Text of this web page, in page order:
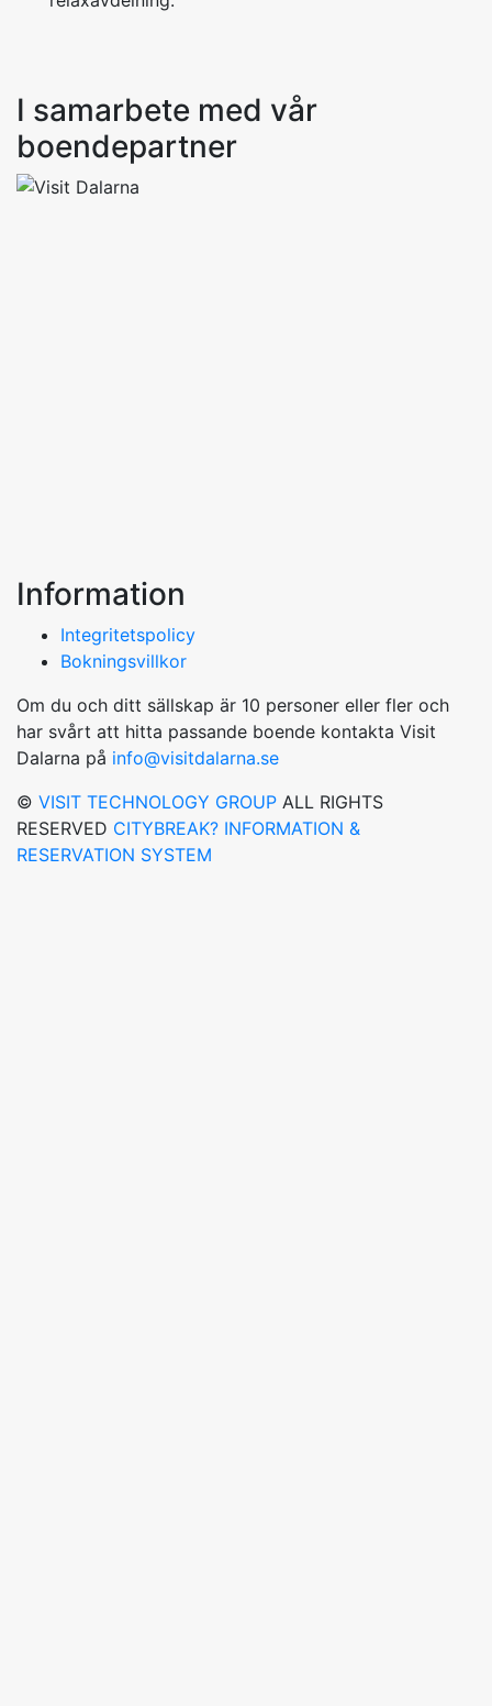
I samarbete med vår
boendepartner
Information
Integritetspolicy
Bokningsvillkor
Om du och ditt sällskap är 10 personer eller fler och
har svårt att hitta passande boende kontakta Visit
Dalarna på info@visitdalarna.se
© VISIT TECHNOLOGY GROUP ALL RIGHTS
RESERVED CITYBREAK? INFORMATION &
RESERVATION SYSTEM